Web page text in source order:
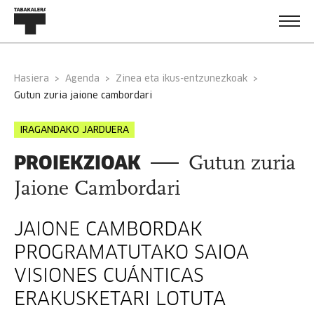
Hasiera Agenda
Zinea eta ikus-entzunezkoak
gutun zuria jaione cambordari
IRAGANDAKO JARDUERA
PROIEKZIOAK
Gutun zuria
Jaione Cambordari
JAIONE CAMBORDAK
PROGRAMATUTAKO SAIOA
VISIONES CUÁNTICAS
ERAKUSKETARI LOTUTA